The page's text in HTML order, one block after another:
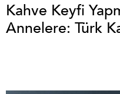
Kahve Keyfi
Annelere: Türk